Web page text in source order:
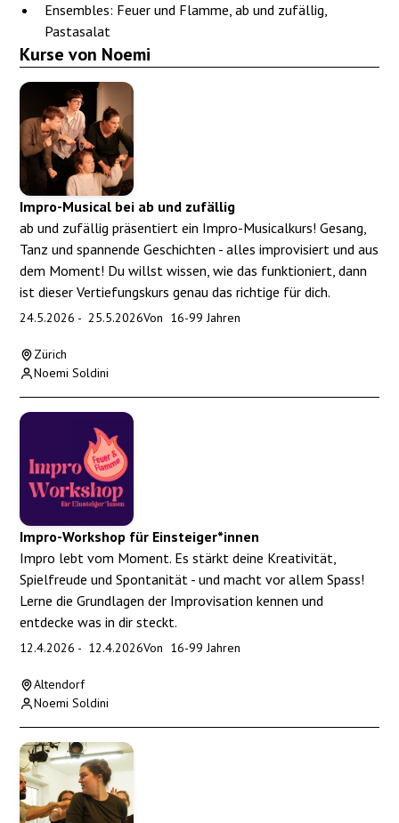
Ensembles: Feuer und Flamme, ab und zufällig,
Pastasalat
Kurse von Noemi
Impro-Musical bei ab und zufällig
ab und zufällig präsentiert ein Impro-Musicalkurs! Gesang,
Tanz und spannende Geschichten - alles improvisiert und aus
dem Moment! Du willst wissen, wie das funktioniert, dann
ist dieser Vertiefungskurs genau das richtige für dich.
24.5.2026 -25.5.2026Von 16-99 Jahren
Zürich
Noemi Soldini
Impro-Workshop für Einsteiger*innen
Impro lebt vom Moment. Es stärkt deine Kreativität,
Spielfreude und Spontanität - und macht vor allem Spass!
Lerne die Grundlagen der Improvisation kennen und
entdecke was in dir steckt.
12.4.2026 - 12.4.2026Von 16-99 Jahren
Altendorf
Noemi Soldini